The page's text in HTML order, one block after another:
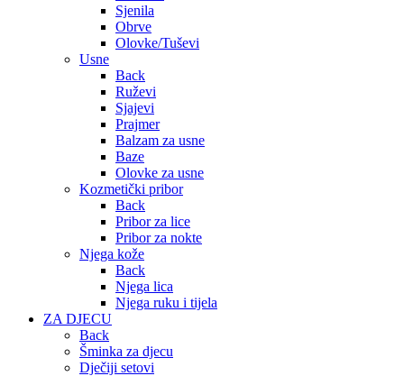
Sjenila
Obrve
Olovke/Tuševi
Usne
Back
Ruževi
Sjajevi
Prajmer
Balzam za usne
Baze
Olovke za usne
Kozmetički pribor
Back
Pribor za lice
Pribor za nokte
Njega kože
Back
Njega lica
Njega ruku i tijela
ZA DJECU
Back
Šminka za djecu
Dječiji setovi